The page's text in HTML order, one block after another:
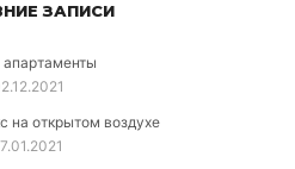
ЗАПИСИ
апартаменты
на открытом воздухе